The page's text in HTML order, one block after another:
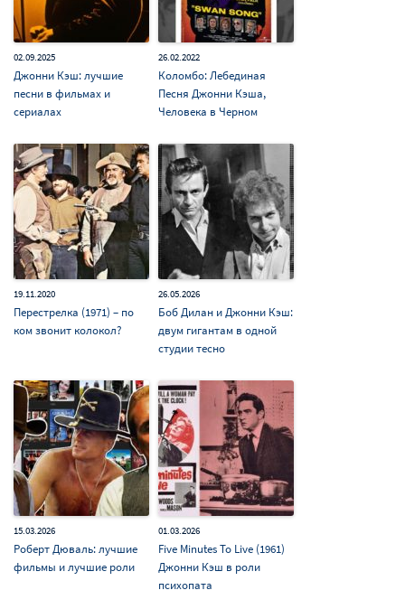
02.09.2025
Джонни Кэш: лучшие
песни в фильмах и
сериалах
26.02.2022
Коломбо: Лебединая
Песня Джонни Кэша,
Человека в Черном
19.11.2020
Перестрелка (1971) – по
ком звонит колокол?
26.05.2026
Боб Дилан и Джонни Кэш:
двум гигантам в одной
студии тесно
15.03.2026
Роберт Дюваль: лучшие
фильмы и лучшие роли
01.03.2026
Five Minutes To Live (1961)
Джонни Кэш в роли
психопата